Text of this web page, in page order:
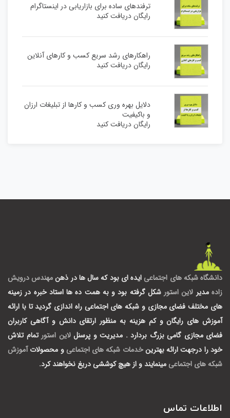
ترفندهای ساده برای بازاریابی در اینستاگرام
رایگان دریافت کنید
راهکارهای رشد سریع کسب و کارهای آنلاین
رایگان دریافت کنید
دلایل بهره وری کسب و کارها از تبلیغات ارزان
و باکیفیت
رایگان دریافت کنید
دانشگاه شبکه های اجتماعی ایده ای بود که سال ها در ذهنمهندس درویش
زاده مدیر لاین استور شکل گرفته بود و به همت ده ها استاد خبره در زمینه
های مختلف فضای مجازی و شبکه های اجتماعی راه اندازی گردید تا با ارائه
آموزش های رایگان و کم هزینه به منظور ارتقای دانش و آگاهی کاربران
فضای مجازی گامی بزرگ بردارد . مدیریت و پرسنللاین استور تمام تلاش
خود را درجهت ارائه بهترینخدمات شبکه های اجتماعی و محصولات آموزش
شبکه های اجتماعی مینمایند و از هیچ کوششی دریغ نخواهند کرد.
اطلاعات تماس